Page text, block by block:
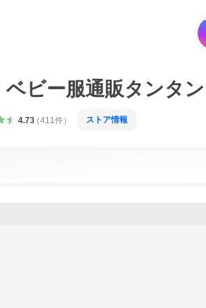
ベビー服通販タンタン
4.73（411 件） ストア情報